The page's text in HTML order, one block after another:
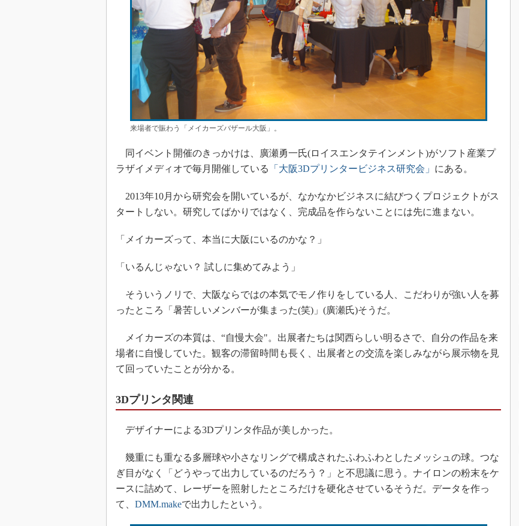
制御セキュリティ
来場者で賑わう「メイカーズバザール大阪」。
同イベント開催のきっかけは、廣瀬勇一氏(ロイスエンタテインメント)がソフト産業プ
ラザイメディオで毎月開催している
「大阪3Dプリンタービジネス研究会」 にある。
2013年10月から研究会を開いているが、なかなかビジネスに結びつくプロジェクトがス
タートしない。研究してばかりではなく、完成品を作らないことには先に進まない。
「メイカーズって、本当に大阪にいるのかな？」
「いるんじゃない？ 試しに集めてみよう」
そういうノリで、大阪ならではの本気でモノ作りをしている人、こだわりが強い人を募
ったところ「暑苦しいメンバーが集まった(笑)」(廣瀬氏)そうだ。
メイカーズの本質は、“自慢大会"。出展者たちは関西らしい明るさで、自分の作品を来
場者に自慢していた。観客の滞留時間も長く、出展者との交流を楽しみながら展示物を見
て回っていたことが分かる。
3Dプリンタ関連
デザイナーによる3Dプリンタ作品が美しかった。
幾重にも重なる多層球や小さなリングで構成されたふわふわとしたメッシュの球。つな
ぎ目がなく「どうやって出力しているのだろう？」と不思議に思う。ナイロンの粉末をケ
ースに詰めて、レーザーを照射したところだけを硬化させているそうだ。データを作っ
て、 DMM.makeで出力したという。